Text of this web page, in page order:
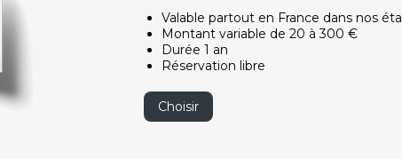
Valable partout en France dans nos
Montant variable de 20 à 300 €
Durée 1 an
Réservation libre
Choisir